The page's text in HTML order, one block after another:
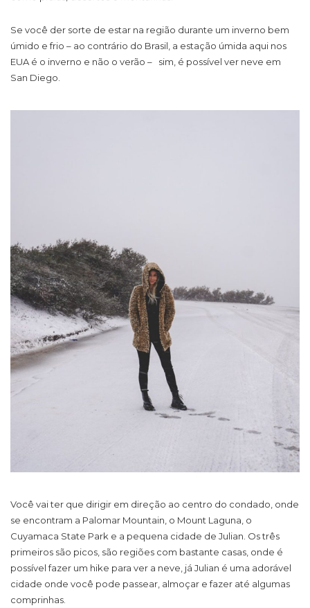
Se você der sorte de estar na região durante um inverno bem
úmido e frio – ao contrário do Brasil, a estação úmida aqui nos
EUA é o inverno e não o verão – sim, é possível ver neve em
San Diego.
Você vai ter que dirigir em direção ao centro do condado, onde
se encontram a Palomar Mountain, o Mount Laguna, o
Cuyamaca State Park e a pequena cidade de Julian. Os três
primeiros são picos, são regiões com bastante casas, onde é
possível fazer um hike para ver a neve, já Julian é uma adorável
cidade onde você pode passear, almoçar e fazer até algumas
comprinhas.